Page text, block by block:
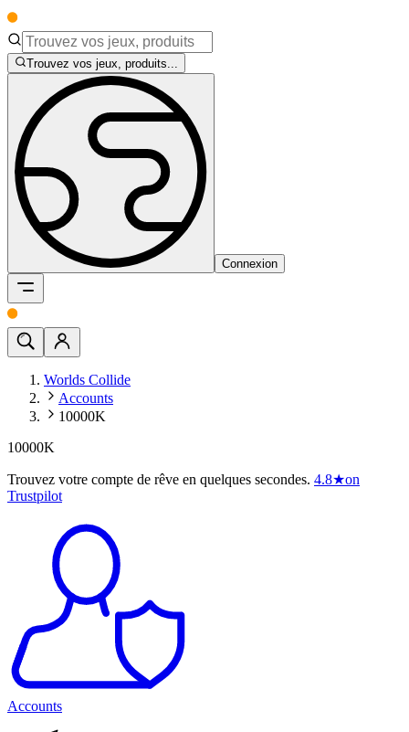
Trouvez vos jeux, produits...
Connexion
Worlds Collide
Accounts
10000K
10000K
Trouvez votre compte de rêve en quelques secondes. 4.8★on
Trustpilot
Accounts